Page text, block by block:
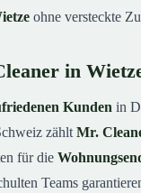
ohne versteckte
in
Kunden in
zählt Mr.
für die
Teams